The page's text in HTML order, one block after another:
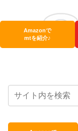
Amazonで
mtを紹介♪